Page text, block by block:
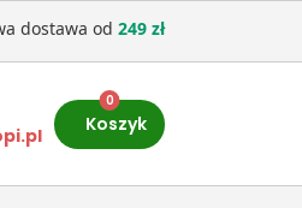
dostawa od 249 zł
Koszyk
0